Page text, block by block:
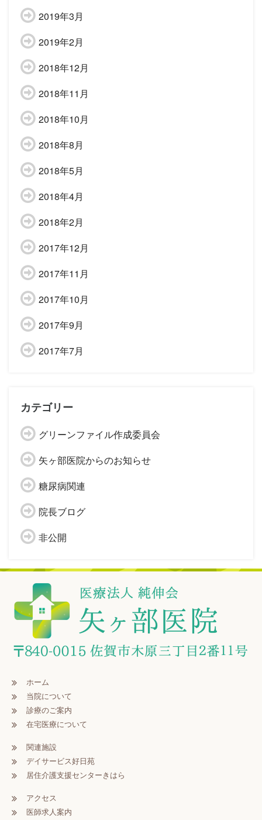
2019年3月
2019年2月
2018年12月
2018年11月
2018年10月
2018年8月
2018年5月
2018年4月
2018年2月
2017年12月
2017年11月
2017年10月
2017年9月
2017年7月
カテゴリー
グリーンファイル作成委員会
矢ヶ部医院からのお知らせ
糖尿病関連
院長ブログ
非公開
ホーム
当院について
診療のご案内
在宅医療について
関連施設
デイサービス好日苑
居住介護支援センターきはら
アクセス
医師求人案内